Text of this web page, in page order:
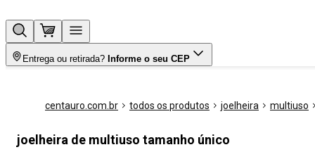
Entrega ou retirada? Informe o seu CEP
centauro.com.br todos os produtos joelheira multiuso
joelheira de multiuso tamanho único